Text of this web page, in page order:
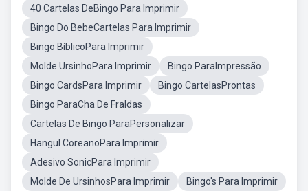
40 Cartelas DeBingo Para Imprimir
Bingo Do BebeCartelas Para Imprimir
Bingo BíblicoPara Imprimir
Molde UrsinhoPara Imprimir
Bingo ParaImpressão
Bingo CardsPara Imprimir
Bingo CartelasProntas
Bingo ParaCha De Fraldas
Cartelas De Bingo ParaPersonalizar
Hangul CoreanoPara Imprimir
Adesivo SonicPara Imprimir
Molde De UrsinhosPara Imprimir
Bingo's Para Imprimir